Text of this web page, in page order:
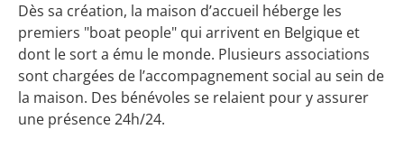
Dès sa création, la maison d’accueil héberge les
premiers "boat people" qui arrivent en Belgique et
dont le sort a ému le monde. Plusieurs associations
sont chargées de l’accompagnement social au sein de
la maison. Des bénévoles se relaient pour y assurer
une présence 24h/24.